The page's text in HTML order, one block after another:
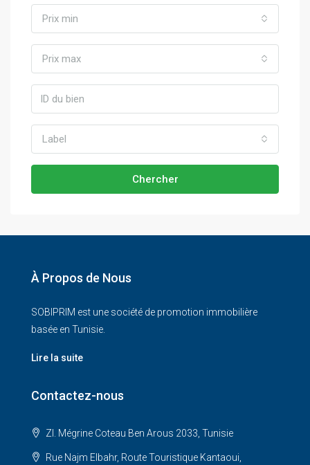
Prix min
Prix max
Label
Chercher
À Propos de Nous
SOBIPRIM est une société de promotion immobilière
basée en Tunisie.
Lire la suite
Contactez-nous
ZI. Mégrine Coteau Ben Arous 2033, Tunisie
Rue Najm Elbahr, Route Touristique Kantaoui,